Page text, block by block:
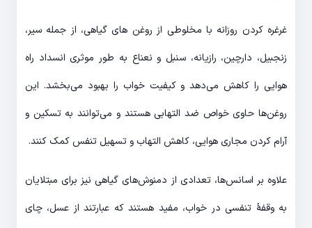
غرغره کردن روزانه با مخلوطی از روغن های گیاهی، از جمله سیر،
زنجبیل، دارچین، رازیانه، سنبل و نعناع به طور موثری انسداد راه
هوایی را کاهش می‌دهد و کیفیت خواب را بهبود می‌بخشد. این
روغن‌ها حاوی خواص ضد التهابی هستند و می‌توانند به تسکین و
آرام کردن مجاری هوایی، کاهش التهاب و تسهیل تنفس کمک کنند.
علاوه بر اسانس‌ها، تعدادی از دمنوش‌های گیاهی نیز برای مبتلایان
به وقفهٔ تنفسی در خواب، مفید هستند که عبارتند از عسل، چای